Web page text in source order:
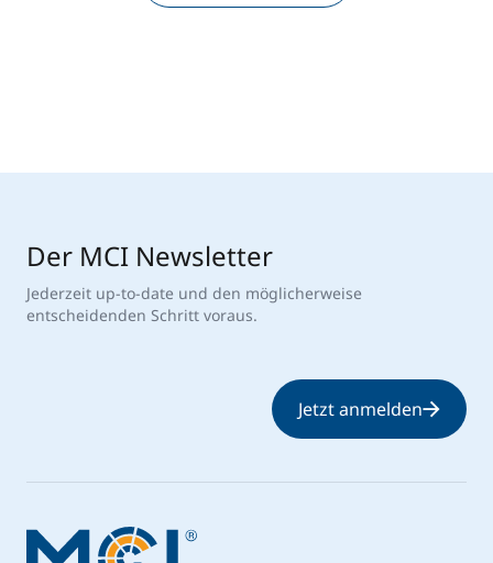
Der MCI Newsletter
Jederzeit up-to-date und den möglicherweise
entscheidenden Schritt voraus.
Jetzt anmelden